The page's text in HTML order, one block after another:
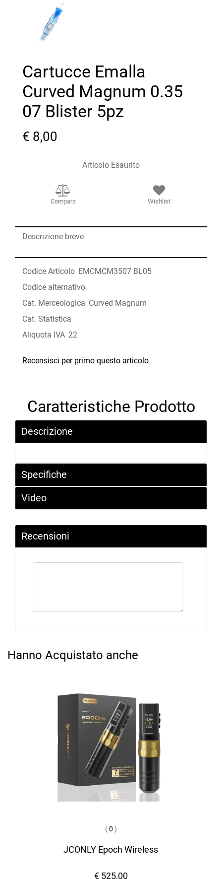
Cartucce Emalla
Curved Magnum 0.35
07 Blister 5pz
€ 8,00
Articolo Esaurito
Compara Wishlist
Descrizione breve
Codice Articolo EMCMCM3507 BL05
Codice alternativo
Cat. Merceologica Curved Magnum
Cat. Statistica
Aliquota IVA 22
Recensisci per primo questo articolo
Caratteristiche Prodotto
Descrizione
Specifiche
Video
Recensioni
Hanno Acquistato anche
(0 )
JCONLY Epoch Wireless
€ 525,00